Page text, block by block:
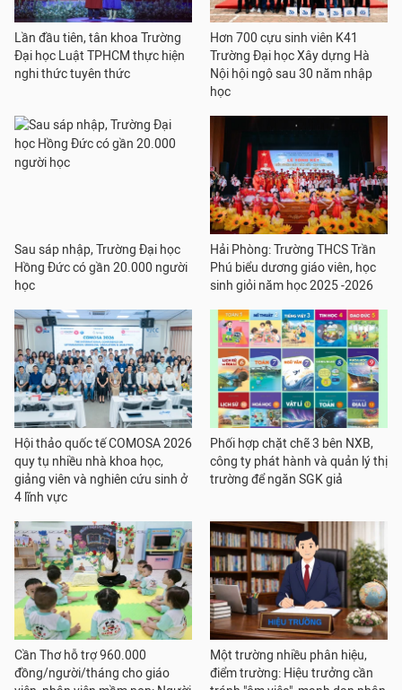
Lần đầu tiên, tân khoa Trường
Đại học Luật TPHCM thực hiện
nghi thức tuyên thức
Hơn 700 cựu sinh viên K41
Trường Đại học Xây dựng Hà
Nội hội ngộ sau 30 năm nhập
học
Sau sáp nhập, Trường Đại học
Hồng Đức có gần 20.000 người
học
Hải Phòng: Trường THCS Trần
Phú biểu dương giáo viên, học
sinh giỏi năm học 2025 -2026
Hội thảo quốc tế COMOSA 2026
quy tụ nhiều nhà khoa học,
giảng viên và nghiên cứu sinh ở
4 lĩnh vực
Phối hợp chặt chẽ 3 bên NXB,
công ty phát hành và quản lý thị
trường để ngăn SGK giả
Cần Thơ hỗ trợ 960.000
đồng/người/tháng cho giáo
Một trường nhiều phân hiệu,
điểm trường: Hiệu trưởng cần